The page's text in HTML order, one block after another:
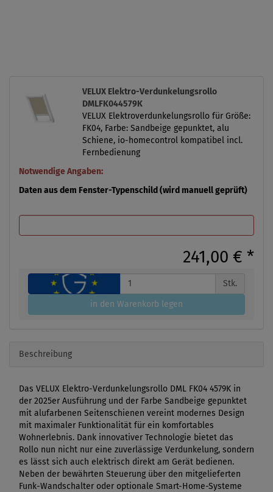
VELUX Elektro-Verdunkelungsrollo
DMLFK044579K
VELUX Elektroverdunkelungsrollo für Größe:
FK04, Farbe: Sandbeige gepunktet, alu
Schiene, io-homecontrol kompatibel incl.
Fernbedienung
Notwendige Angaben:
Daten aus dem Fenster-Typenschild (wird manuell geprüft)
241,00 € *
Stk.
in den Warenkorb legen
Beschreibung
Das VELUX Elektro-Verdunkelungsrollo DML FK04 4579K in
der 2025er Ausführung und der Farbe Sandbeige gepunktet
mit alufarbenen Seitenschienen vereint modernes Design
mit maximaler Funktionalität für ein komfortables
Wohnerlebnis. Dank innovativer Technologie bietet das
Rollo nun nicht nur eine zuverlässige Verdunkelung, sondern
es lässt sich auch elektrisch direkt am Gerät bedienen.
Neben der bewährten Steuerung über den mitgelieferten
Funk-Wandschalter oder optionale Smart-Home-Systeme